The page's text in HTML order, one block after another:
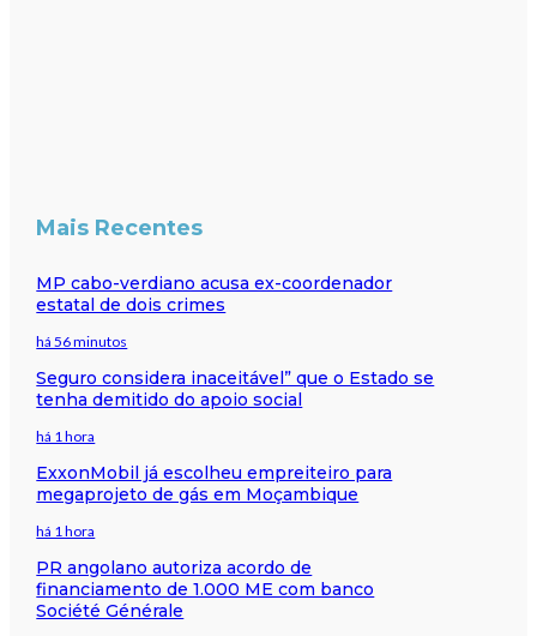
Mais Recentes
MP cabo-verdiano acusa ex-coordenador
estatal de dois crimes
há 56 minutos
Seguro considera inaceitável” que o Estado se
tenha demitido do apoio social
há 1 hora
ExxonMobil já escolheu empreiteiro para
megaprojeto de gás em Moçambique
há 1 hora
PR angolano autoriza acordo de
financiamento de 1.000 ME com banco
Société Générale